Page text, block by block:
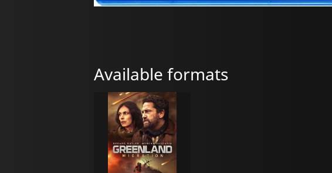
Available formats